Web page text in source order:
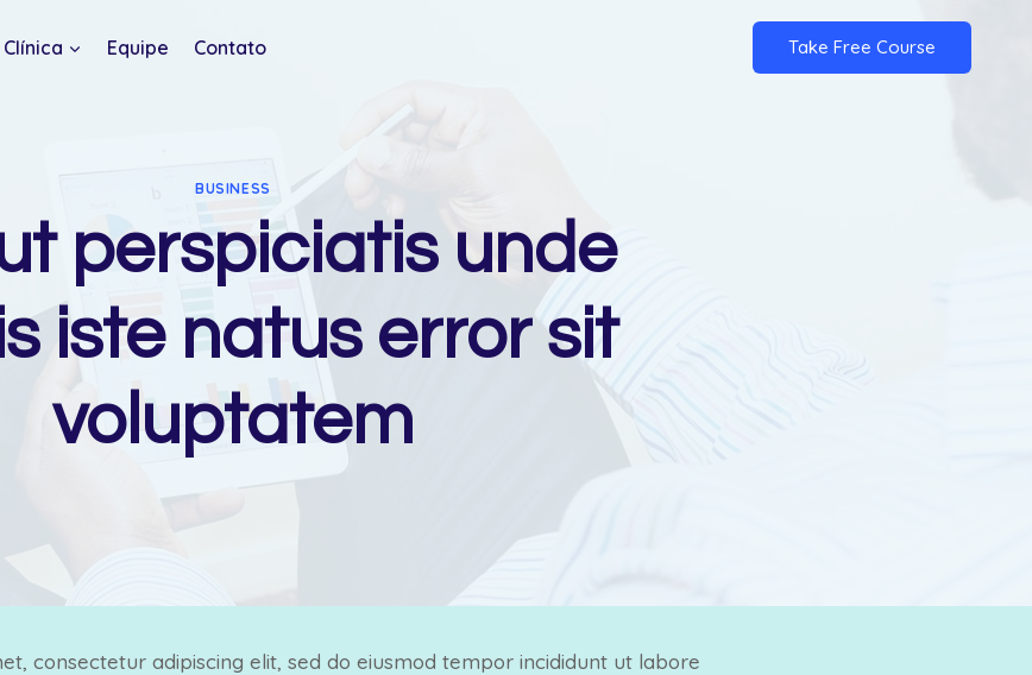
Clínica Equipe Contato Take Free Course
BUSINESS
perspiciatis unde
iste natus error sit
voluptatem
consectetur adipiscing elit, sed do eiusmod tempor incididunt ut labore